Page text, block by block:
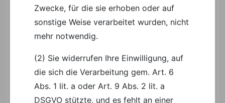
Zwecke, für die sie erhoben oder auf
sonstige Weise verarbeitet wurden, nicht
mehr notwendig.
(2) Sie widerrufen Ihre Einwilligung, auf
die sich die Verarbeitung gem. Art. 6
Abs. 1 lit. a oder Art. 9 Abs. 2 lit. a
DSGVO stützte, und es fehlt an einer